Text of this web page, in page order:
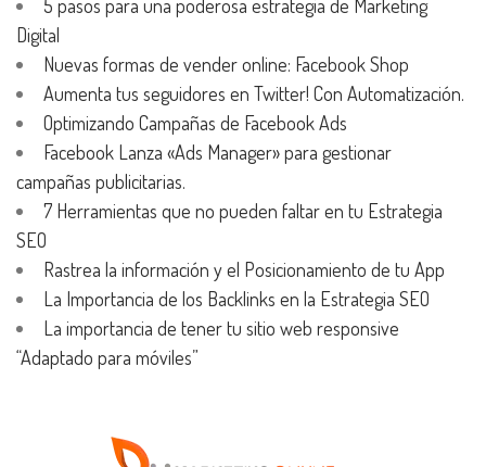
5 pasos para una poderosa estrategia de Marketing
Digital
Nuevas formas de vender online: Facebook Shop
Aumenta tus seguidores en Twitter! Con Automatización.
Optimizando Campañas de Facebook Ads
Facebook Lanza «Ads Manager» para gestionar
campañas publicitarias.
7 Herramientas que no pueden faltar en tu Estrategia
SEO
Rastrea la información y el Posicionamiento de tu App
La Importancia de los Backlinks en la Estrategia SEO
La importancia de tener tu sitio web responsive
“Adaptado para móviles”